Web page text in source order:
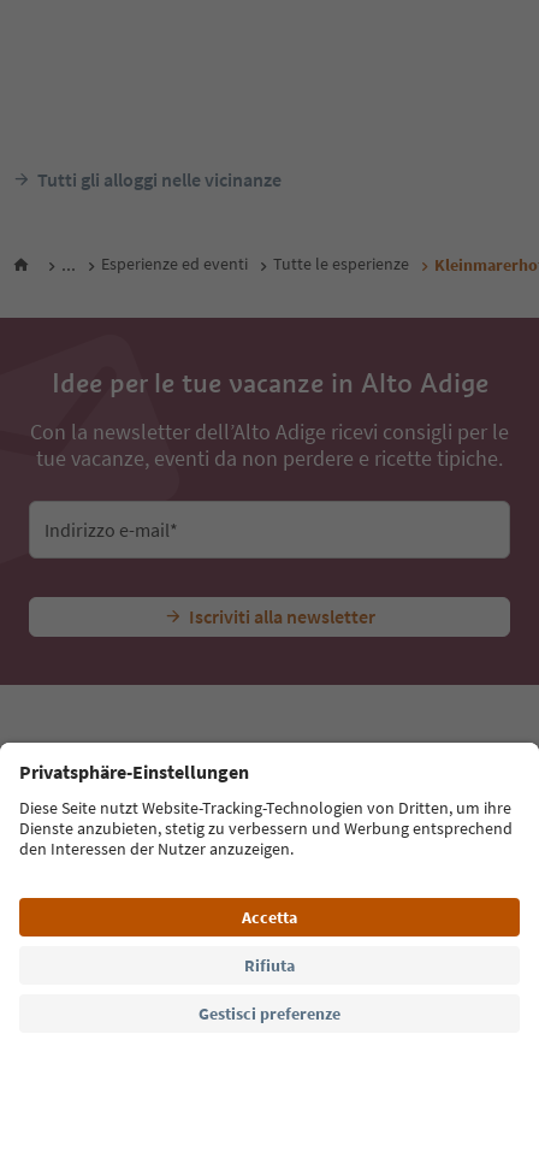
Alto Adige Guest Pass
notte / ospiti IVA incl.
Tutti gli alloggi nelle vicinanze
... Esperienze ed eventi Tutte le esperienze
Con la newsletter dell’Alto Adige ricevi consigli per le
Iscriviti alla newsletter